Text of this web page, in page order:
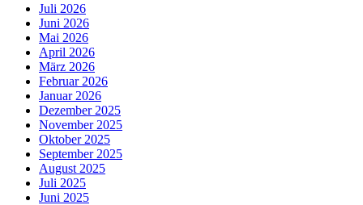
Juli 2026
Juni 2026
Mai 2026
April 2026
März 2026
Februar 2026
Januar 2026
Dezember 2025
November 2025
Oktober 2025
September 2025
August 2025
Juli 2025
Juni 2025